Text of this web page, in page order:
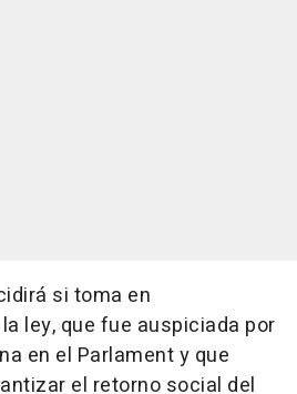
si toma en
ley, que fue auspiciada por
en el Parlament y que
el retorno social del